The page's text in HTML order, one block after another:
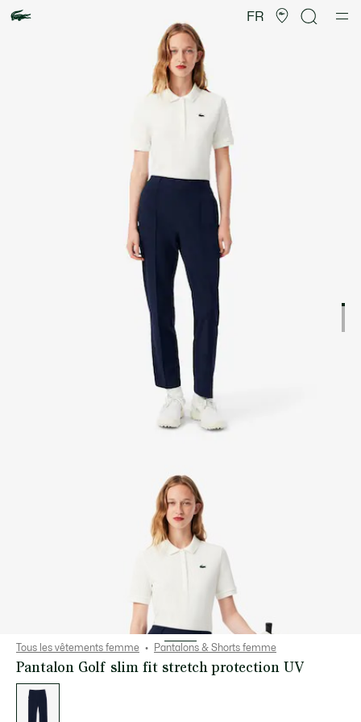
FR
d’images
produit
Tous les vêtements femme Pantalons & Shorts femme
Pantalon Golf slim fit stretch protection UV
Liste
des
déclinaisons